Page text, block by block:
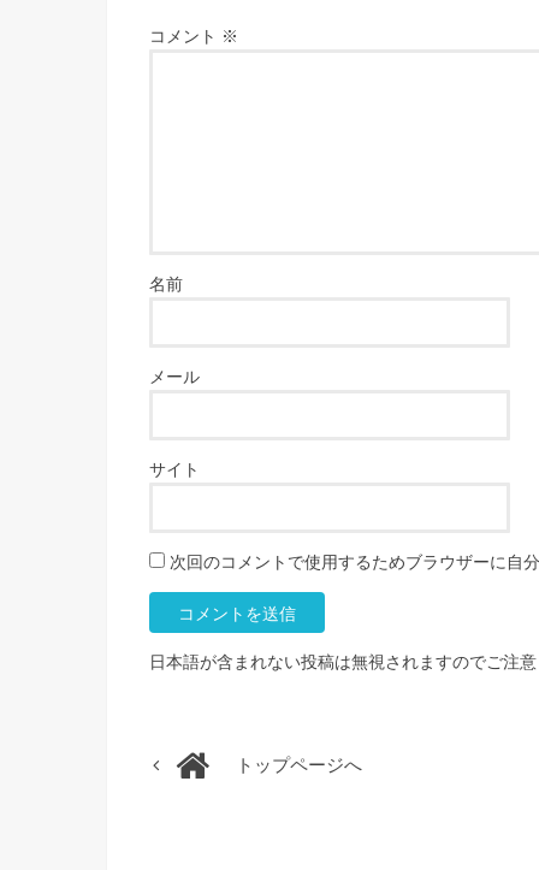
コメント ※
名前
メール
サイト
次回のコメントで使用するためブラウザーに自
日本語が含まれない投稿は無視されますのでご注
トップページへ